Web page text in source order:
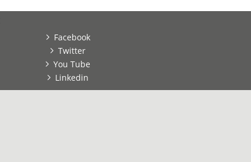
Facebook
Twitter
You Tube
Linkedin